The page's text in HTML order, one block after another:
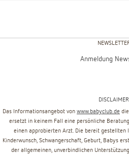
Anmeldung
DISCLAIMER
Das Informationsangebot von www.babyclub.de
ersetzt in keinem Fall eine persönliche
einen approbierten Arzt. Die bereit gestellten
Kinderwunsch, Schwangerschaft, Geburt, Babys
der allgemeinen, unverbindlichen